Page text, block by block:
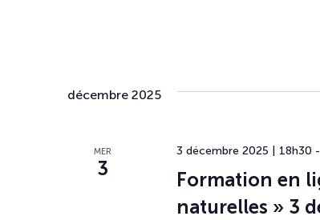
décembre 2025
MER
3
Formation en
naturelles » 3
3 décembre 2025 | 18h30 -